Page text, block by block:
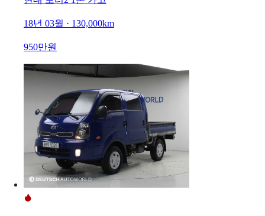
18년 03월 · 130,000km
950만원